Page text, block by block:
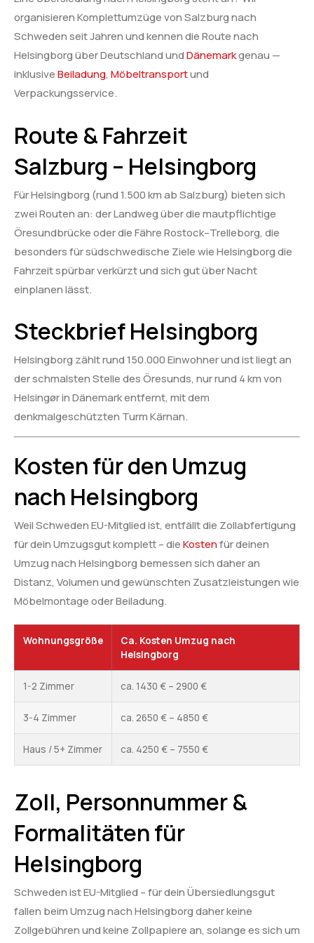
organisieren Komplettumzüge von Salzburg nach
Schweden seit Jahren und kennen die Route nach
Helsingborg über Deutschland undDänemarkgenau —
inklusiveBeiladung, Möbeltransportund
Verpackungsservice.
Route & Fahrzeit
Salzburg – Helsingborg
Für Helsingborg (rund 1.500 km ab Salzburg) bieten sich
zwei Routen an: der Landweg über die mautpflichtige
Öresundbrücke oder die Fähre Rostock–Trelleborg, die
besonders für südschwedische Ziele wie Helsingborg die
Fahrzeit spürbar verkürzt und sich gut über Nacht
einplanen lässt.
Steckbrief Helsingborg
Helsingborg zählt rund 150.000 Einwohner und ist liegt an
der schmalsten Stelle des Öresunds, nur rund 4 km von
Helsingør in Dänemark entfernt, mit dem
denkmalgeschützten Turm Kärnan.
Kosten für den Umzug
nach Helsingborg
Weil Schweden EU-Mitglied ist, entfällt die Zollabfertigung
für dein Umzugsgut komplett – dieKostenfür deinen
Umzug nach Helsingborg bemessen sich daher an
Distanz, Volumen und gewünschten Zusatzleistungen wie
Möbelmontage oder Beiladung.
Wohnungsgröße
Ca. Kosten Umzug nach
Helsingborg
1-2 Zimmer ca. 1430 € – 2900 €
3-4 Zimmer ca. 2650 € – 4850 €
Haus / 5+ Zimmer ca. 4250 € – 7550 €
Zoll, Personnummer &
Formalitäten für
Helsingborg
Schweden ist EU-Mitglied – für dein Übersiedlungsgut
fallen beim Umzug nach Helsingborg daher keine
Zollgebühren und keine Zollpapiere an, solange es sich um